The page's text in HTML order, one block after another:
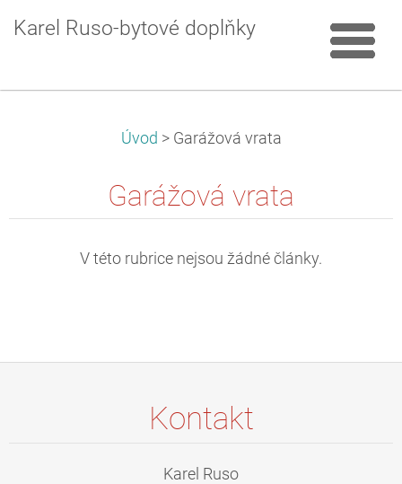
Karel Ruso-bytové doplňky
Úvod > Garážová vrata
Garážová vrata
V této rubrice nejsou žádné články.
Kontakt
Karel Ruso